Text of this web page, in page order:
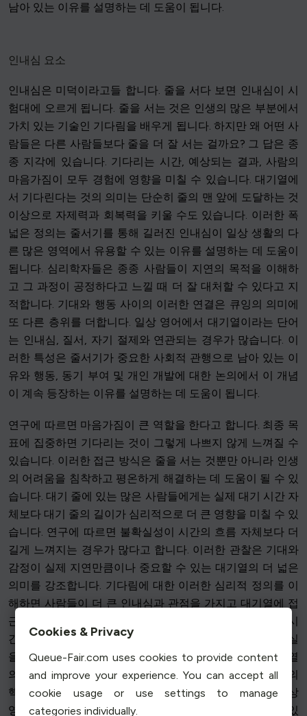
남아 있는 이유를 설명하는 데 도움이 됩니다.
인내심 요소
인내심은 미덕이라고들 합니다. 줄을 서다 보면 인내심이 시
험대에 오르게 됩니다. 줄을 서는 것은 인생의 많은 부분에서
가치 있는 기술인 기다림을 배우게 됩니다. 하지만 왜 어떤 사
람들은 다른 사람들보다 줄을 더 잘 서는 걸까요? 그 답은 종
종 지각에 있습니다. 기다리는 시간, 예상되는 결과, 사람의
마음가짐이 모두 경험에 영향을 미칠 수 있습니다. 대기열에
서 기다린다는 것의 의미는 단순히 줄의 맨 앞에 도달하는 것
이상으로 자제력과 회복력을 키울 수도 있습니다. 이러한 폭
넓은 정의는 줄서기를 통해 길러진 인내심이 일상 생활의 다
른 많은 영역에서 유용할 수 있는 이유를 설명하는 데 도움이
됩니다. 심리학자들은 종종 사람들이 지연의 목적을 이해하
고 그 과정이 공정하다고 느낄 때 더 잘 대처할 수 있다고 지
적합니다. 기대와 행동 사이의 이러한 연결은 큐잉의 의미에
또 다른 층위를 더합니다. 일상 영어에서 대기열이라는 단어
는 인내심, 질서, 자기 절제와 연관되는 경우가 많습니다. 이
러한 특성은 줄서기가 중요한 사회적 관행으로 남아 있는 이
유와 행동, 동기 부여 및 개인 개발에 대한 논의에서 이 개념
이 계속 등장하는 이유를 설명하는 데 도움이 됩니다.
연구에 따르면 마음가짐이 큰 역할을 한다고 합니다. 최종 목
표에 집중하면 기다리는 것이 그렇게 나쁘지 않게 느껴질 수
있습니다. 이러한 접근 방식은 줄을 서는 것뿐만 아니라 인생
의 어려움을 침착하고 평온하게 해결하는 데 도움이 될 수 있
습니다. 대기 줄에 있는 많은 사람들에게는 실제 대기 시간 자
체보다 대기 줄의 길이가 심리적으로 더 큰 영향을 미칠 수 있
습니다. 연구에 따르면 불확실성이 시간의 흐름 자체보다 더
길게 느껴지는 경우가 많다고 합니다. 이러한 관찰은 기대와
감정이 실제 지연만큼이나 중요할 수 있는 대기열의 더 넓은
의미를 강조합니다. 기다림에 대한 이러한 심리적 정의를 이
해하면 사람들이 더 큰 인내심과 관점을 가지고 대기열에 접
근할 수 있습니다. 연구자들은 사람들이 지연과 예상 대기 시
간에 대한 명확한 정보를 받을 때 더 편안함을 느낀다는 사실
을 발견했습니다. 이러한 지각과 현실 사이의 관계는 대기열
의 의미를 더욱 깊이 있게 설명하며 효과적인 대기열 관리의
핵심 요소인 커뮤니케이션이 왜 중요한지 설명합니다. 일상
영어에서 대기라는 단어는 일반적으로 기다림과 연관되어 있
Cookies & Privacy
Queue-Fair.com uses cookies to provide content
and improve your experience. You can accept all
cookie usage or use settings to manage
categories individually.